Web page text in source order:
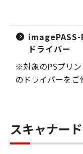
ドライバー
※対象のPSプリ
のドライバーをご
スキャナー